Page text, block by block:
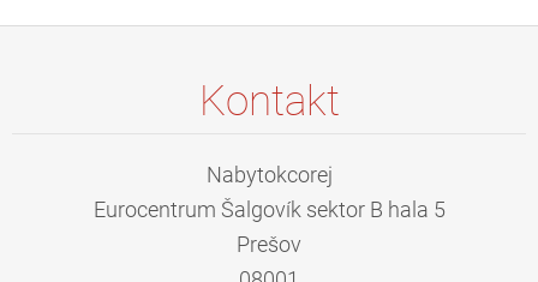
Kontakt
Nabytokcorej
Eurocentrum Šalgovík sektor B hala 5
Prešov